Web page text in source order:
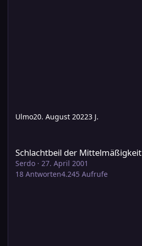
Ulmo20. August 20223 J.
Schlachtbeil der Mittelmäßigkeit
Serdo · 27. April 2001
18 Antworten4.245 Aufrufe